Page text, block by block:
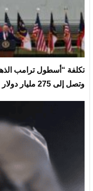
وتصل إلى 275 مليار دولار